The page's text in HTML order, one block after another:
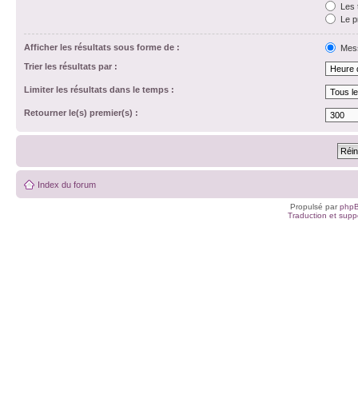
Les
Le
Afficher les résultats sous forme de :
Trier les résultats par :
Limiter les résultats dans le temps :
Retourner le(s) premier(s) :
Index du forum
Propulsé par
Traduction et